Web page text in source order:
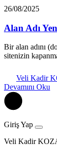
26/08/2025
Alan Adı
Bir alan adını
sitenizin
Veli Kadir
Devamını Oku
Giriş Yap
Veli Kadir